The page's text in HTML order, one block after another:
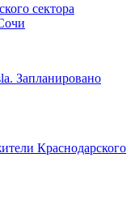
сектора
Запланировано
Краснодарского